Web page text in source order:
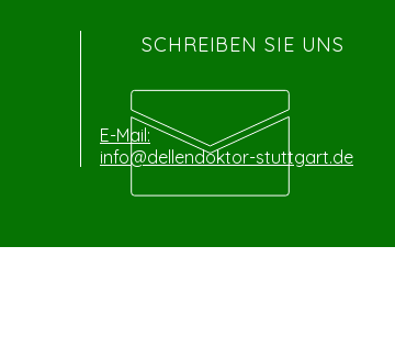
SCHREIBEN SIE UNS
E-Mail:
info@dellendoktor-stuttgart.de